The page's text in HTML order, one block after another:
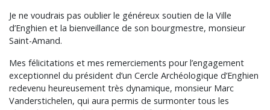
Je ne voudrais pas oublier le généreux soutien de la Ville
d’Enghien et la bienveillance de son bourgmestre, monsieur
Saint-Amand.
Mes félicitations et mes remerciements pour l’engagement
exceptionnel du président d’un Cercle Archéologique d’Enghien
redevenu heureusement très dynamique, monsieur Marc
Vanderstichelen, qui aura permis de surmonter tous les